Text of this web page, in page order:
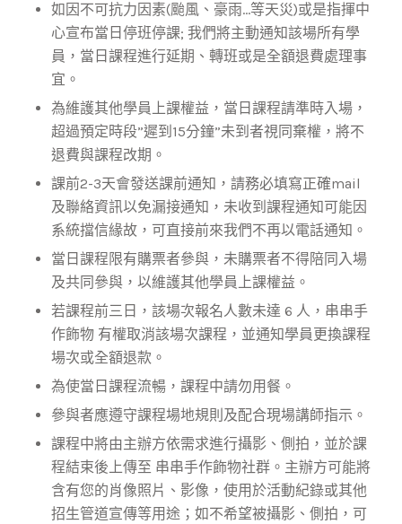
如因不可抗力因素(颱風、豪雨…等天災)或是指揮中
心宣布當日停班停課; 我們將主動通知該場所有學
員，當日課程進行延期、轉班或是全額退費處理事
宜。
為維護其他學員上課權益，當日課程請準時入場，
超過預定時段”遲到15分鐘”未到者視同棄權，將不
退費與課程改期。
課前2-3天會發送課前通知，請務必填寫正確mail
及聯絡資訊以免漏接通知，未收到課程通知可能因
系統擋信緣故，可直接前來我們不再以電話通知。
當日課程限有購票者參與，未購票者不得陪同入場
及共同參與，以維護其他學員上課權益。
若課程前三日，該場次報名人數未達 6 人，串串手
作飾物 有權取消該場次課程，並通知學員更換課程
場次或全額退款。
為使當日課程流暢，課程中請勿用餐。
參與者應遵守課程場地規則及配合現場講師指示。
課程中將由主辦方依需求進行攝影、側拍，並於課
程結束後上傳至 串串手作飾物社群。主辦方可能將
含有您的肖像照片、影像，使用於活動紀錄或其他
招生管道宣傳等用途；如不希望被攝影、側拍，可